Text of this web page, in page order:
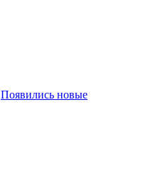
Появились новые